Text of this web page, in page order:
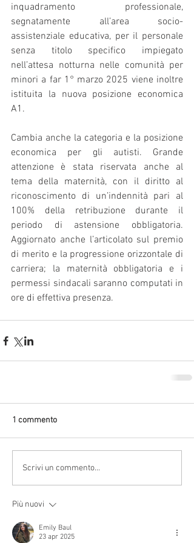
inquadramento professionale,
segnatamente all’area socio-
assistenziale educativa, per il personale
senza titolo specifico impiegato
nell’attesa notturna nelle comunità per
minori a far 1° marzo 2025 viene inoltre
istituita la nuova posizione economica
A1.
Cambia anche la categoria e la posizione
economica per gli autisti. Grande
attenzione è stata riservata anche al
tema della maternità, con il diritto al
riconoscimento di un’indennità pari al
100% della retribuzione durante il
periodo di astensione obbligatoria.
Aggiornato anche l’articolato sul premio
di merito e la progressione orizzontale di
carriera; la maternità obbligatoria e i
permessi sindacali saranno computati in
ore di effettiva presenza.
1 commento
Scrivi un commento...
Più nuovi
Emily Baul
23 apr 2025